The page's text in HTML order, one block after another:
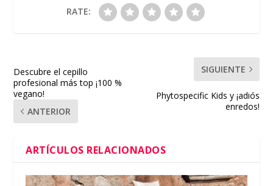
RATE:
Descubre el cepillo
profesional más top ¡100 %
vegano!
ANTERIOR
SIGUIENTE
Phytospecific Kids y ¡adiós
enredos!
ARTÍCULOS RELACIONADOS